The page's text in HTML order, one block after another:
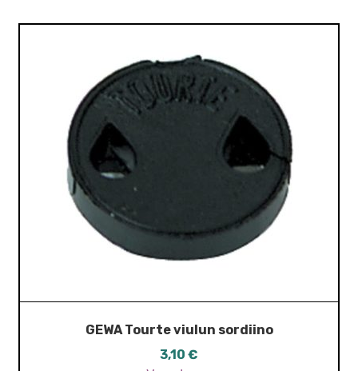
GEWA Tourte viulun sordiino
3,10 €